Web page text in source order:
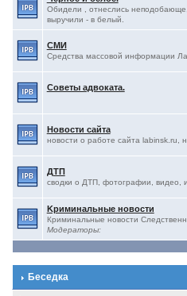
Обидели , отнеслись
выручили - в белый.
СМИ
Средства массовой информации
Советы адвоката.
Новости сайта
новости о работе сайта labinsk.ru,
ДТП
сводки о ДТП, фотографии, видео,
Kриминальные новости
Криминальные новости
Модераторы:
Беседка